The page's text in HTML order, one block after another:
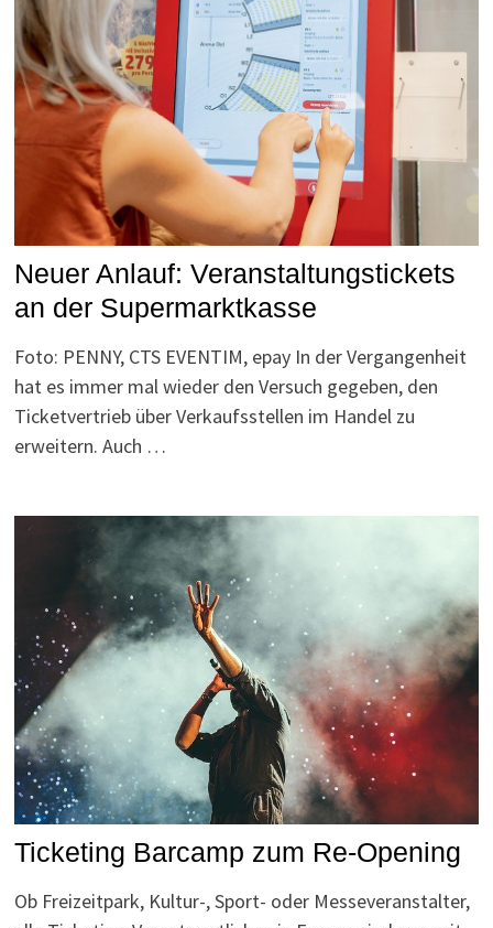
Neuer Anlauf: Veranstaltungstickets
an der Supermarktkasse
Foto: PENNY, CTS EVENTIM, epay In der Vergangenheit
hat es immer mal wieder den Versuch gegeben, den
Ticketvertrieb über Verkaufsstellen im Handel zu
erweitern. Auch …
Ticketing Barcamp zum Re-Opening
Ob Freizeitpark, Kultur-, Sport- oder Messeveranstalter,